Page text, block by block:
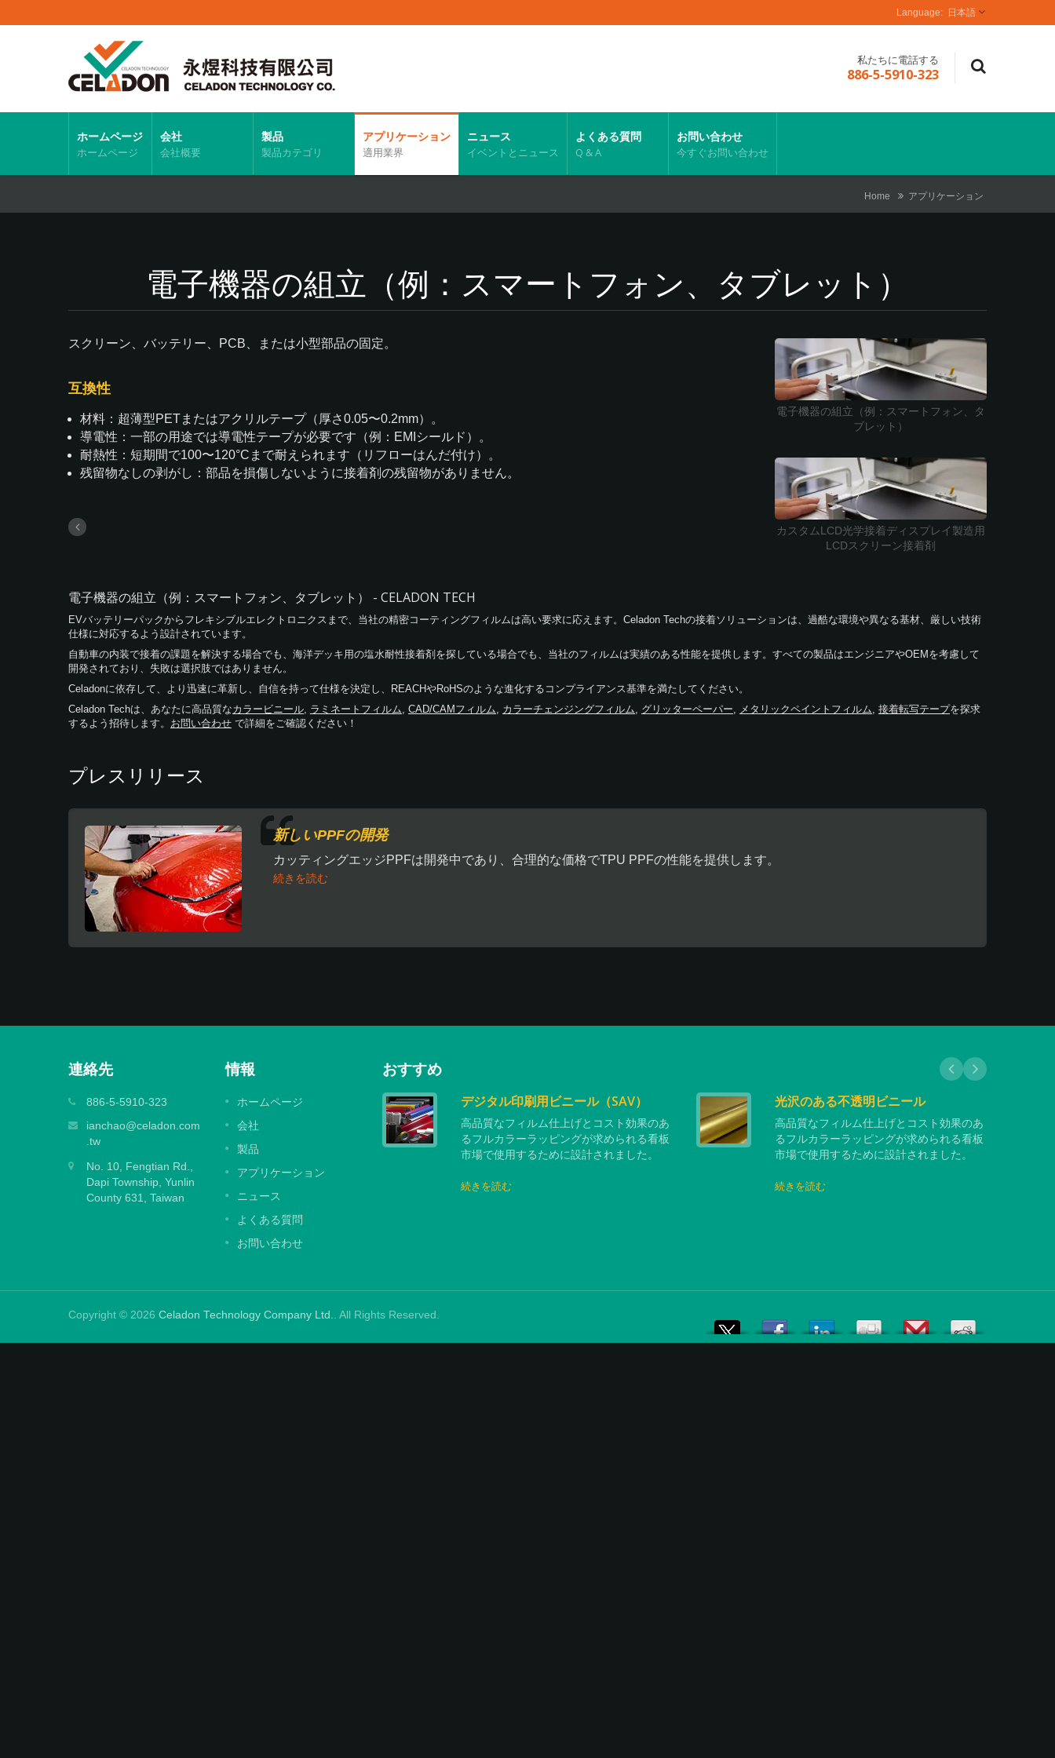
日本語
私たちに電話する
886-5-5910-323
ホームページ
ホームページ
会社
会社概要
製品
製品カテゴリ
アプリケーション
適用業界
ニュース
イベントとニュース
よくある質問
Q & A
お問い合わせ
今すぐお問い合わせ
Home アプリケーション
電子機器の組立（例：スマートフォン、タブレット）
電子機器の組立（例：スマートフォン、タ
ブレット）
カスタムLCD光学接着ディスプレイ製造用
LCDスクリーン接着剤
スクリーン、バッテリー、PCB、または小型部品の固定。
互換性
材料：超薄型PETまたはアクリルテープ（厚さ0.05〜0.2mm）。
導電性：一部の用途では導電性テープが必要です（例：EMIシールド）。
耐熱性：短期間で100〜120°Cまで耐えられます（リフローはんだ付け）。
残留物なしの剥がし：部品を損傷しないように接着剤の残留物がありません。
電子機器の組立（例：スマートフォン、タブレット） - CELADON TECH
EVバッテリーパックからフレキシブルエレクトロニクスまで、当社の精密コーティングフィルムは高い要求に応えます。Celadon Techの接着ソリューションは、過酷な環境や異なる基材、厳しい技術
仕様に対応するよう設計されています。
自動車の内装で接着の課題を解決する場合でも、海洋デッキ用の塩水耐性接着剤を探している場合でも、当社のフィルムは実績のある性能を提供します。すべての製品はエンジニアやOEMを考慮して
開発されており、失敗は選択肢ではありません。
Celadonに依存して、より迅速に革新し、自信を持って仕様を決定し、REACHやRoHSのような進化するコンプライアンス基準を満たしてください。
Celadon Techは、あなたに高品質なカラービニール ラミネートフィルム CAD/CAMフィルム カラーチェンジングフィルム グリッターペーパー メタリックペイントフィルム 接着転写テープを探求
するよう招待します。 お問い合わせ で詳細をご確認ください！
プレスリリース
新しいPPFの開発
カッティングエッジPPFは開発中であり、合理的な価格でTPU PPFの性能を提供します。
続きを読む
連絡先
886-5-5910-323
ianchao@celadon.com
.tw
No. 10, Fengtian Rd.,
Dapi Township, Yunlin
County 631, Taiwan
情報
ホームページ
会社
製品
アプリケーション
ニュース
よくある質問
お問い合わせ
おすすめ
エンボス加工ラミネートフィルム
エンボス効果を持つ大型および中型デジタ
ないデザインのための特殊な強力な接着
剤。
続きを読む
デジタル印刷用ビニール（SAV）
高品質なフィルム仕上げとコスト効果のあ
るフルカラーラッピングが求められる看板
市場で使用するために設計されました。
続きを読む
光沢のある不透明ビニール
高品質なフィルム仕上げとコスト効果のあ
るフルカラーラッピングが求められる看板
市場で使用するために設計されました。
続きを読む
Copyright © 2026 Celadon Technology Company Ltd. . All Rights Reserved.